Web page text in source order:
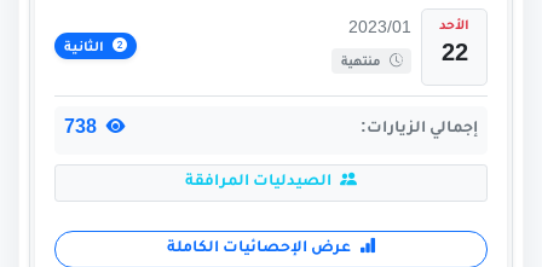
الأحد
22
2023/01
منتهية
الثانية
إجمالي الزيارات:
الصيدليات المرافقة
عرض الإحصائيات الكاملة